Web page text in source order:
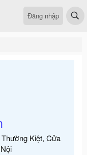
Đăng nhập
Kiệt, Cửa